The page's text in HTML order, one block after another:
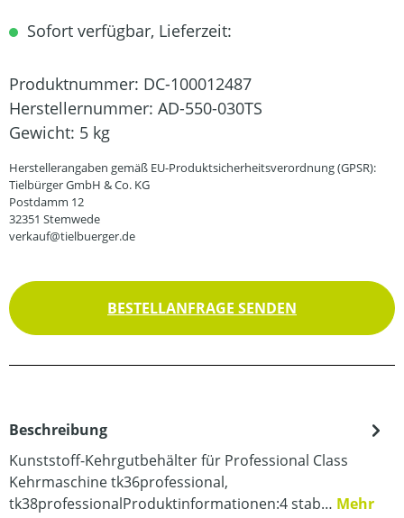
Sofort verfügbar, Lieferzeit:
Produktnummer: DC-100012487
Herstellernummer: AD-550-030TS
Gewicht: 5 kg
Herstellerangaben gemäß EU-Produktsicherheitsverordnung (GPSR):
Tielbürger GmbH & Co. KG
Postdamm 12
32351 Stemwede
verkauf@tielbuerger.de
BESTELLANFRAGE SENDEN
Beschreibung
Kunststoff-Kehrgutbehälter für Professional Class
Kehrmaschine tk36professional,
tk38professionalProduktinformationen:4 stab… Mehr